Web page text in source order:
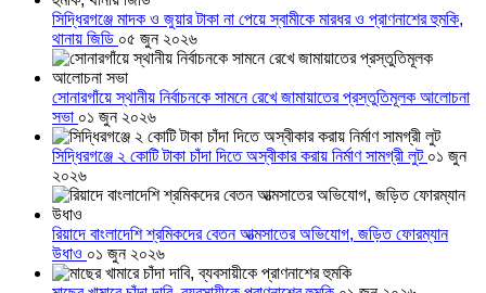
সিদ্ধিরগঞ্জে মাদক ও জুয়ার টাকা না পেয়ে স্বামীকে মারধর ও প্রাণনাশের হুমকি,
থানায় জিডি ০৫ জুন ২০২৬
সোনারগাঁয়ে স্থানীয় নির্বাচনকে সামনে রেখে জামায়াতের প্রস্তুতিমূলক আলোচনা
সভা ০১ জুন ২০২৬
সিদ্ধিরগঞ্জে ২ কোটি টাকা চাঁদা দিতে অস্বীকার করায় নির্মাণ সামগ্রী লুট ০১ জুন
২০২৬
রিয়াদে বাংলাদেশি শ্রমিকদের বেতন আত্মসাতের অভিযোগ, জড়িত ফোরম্যান
উধাও ০১ জুন ২০২৬